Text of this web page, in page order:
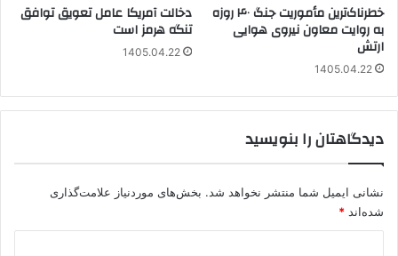
خطرناک‌ترین مأموریت جنگ ۴۰ روزه
به روایت معاون نیروی هوایی
ارتش
1405.04.22
دخالت آمریکا عامل تعویق توافق
تنگه هرمز است
1405.04.22
دیدگاهتان را بنویسید
نشانی ایمیل شما منتشر نخواهد شد. بخش‌های موردنیاز علامت‌گذاری
شده‌اند *